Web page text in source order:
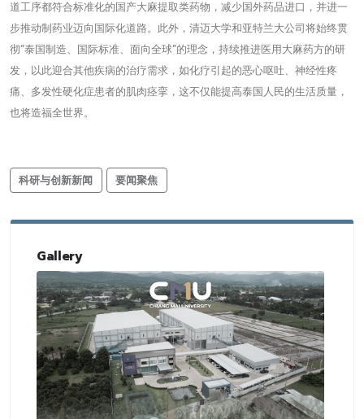
道工序都符合标准化的国产大麻提取类药物，减少国外药品进口，并进一
步推动制药业迈向国际化道路。此外，清迈大学和亚特兰大公司将始终贯
彻“泰国制造、国际标准、面向全球”的理念，持续推进医用大麻药方的研
发，以此迎合其他疾病的治疗需求，如化疗引起的恶心呕吐、神经性疼
痛、多发性硬化症患者的肌肉痉挛，这不仅能提高泰国人民的生活质量，
也将造福全世界。
科研与创新新闻 要闻聚焦
Gallery